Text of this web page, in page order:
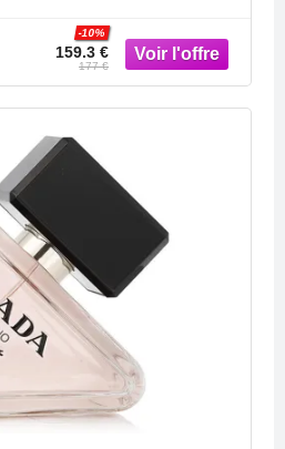
159.3 €
-10%
177 €